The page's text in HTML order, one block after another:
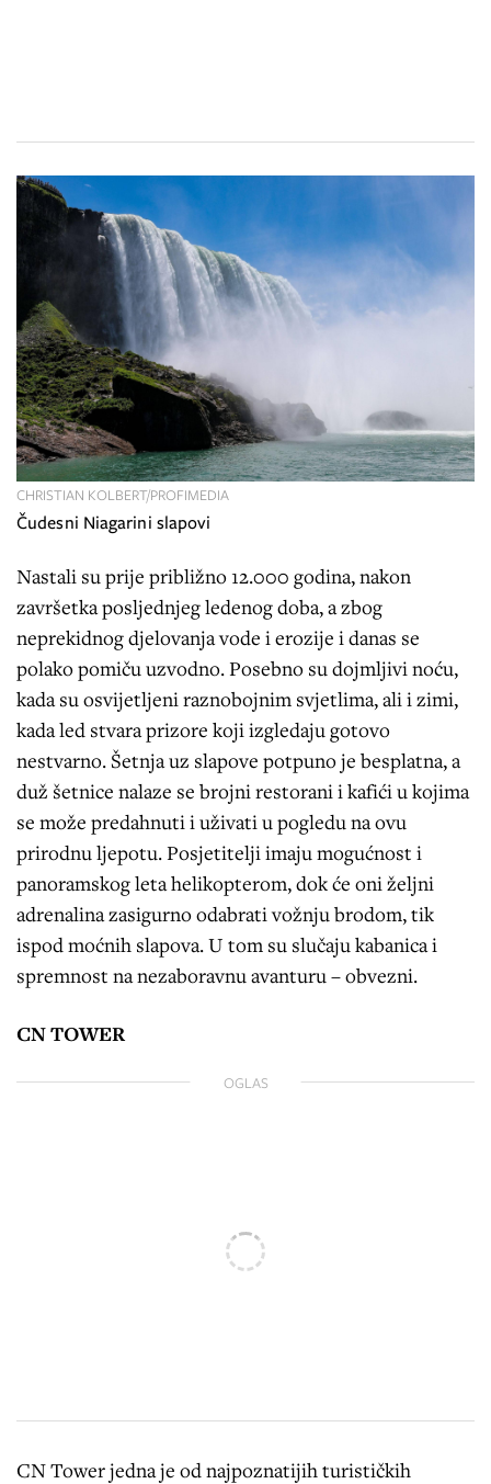
Čudesni Niagarini slapovi
CHRISTIAN KOLBERT/PROFIMEDIA
Nastali su prije približno 12.000 godina, nakon
završetka posljednjeg ledenog doba, a zbog
neprekidnog djelovanja vode i erozije i danas se
polako pomiču uzvodno. Posebno su dojmljivi noću,
kada su osvijetljeni raznobojnim svjetlima, ali i zimi,
kada led stvara prizore koji izgledaju gotovo
nestvarno. Šetnja uz slapove potpuno je besplatna, a
duž šetnice nalaze se brojni restorani i kafići u kojima
se može predahnuti i uživati u pogledu na ovu
prirodnu ljepotu. Posjetitelji imaju mogućnost i
panoramskog leta helikopterom, dok će oni željni
adrenalina zasigurno odabrati vožnju brodom, tik
ispod moćnih slapova. U tom su slučaju kabanica i
spremnost na nezaboravnu avanturu – obvezni.
CN TOWER
OGLAS
CN Tower jedna je od najpoznatijih turističkih